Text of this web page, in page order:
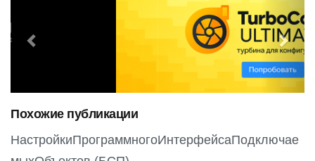
e
o
u
s
e
x
t
Похожие публикации
НастройкиПрограммногоИнтерфейсаПодключае